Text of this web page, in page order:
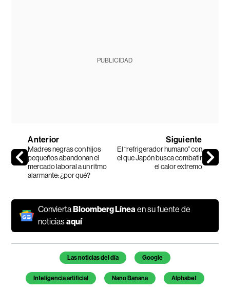
PUBLICIDAD
Anterior
Madres negras con hijos
pequeños abandonan el
mercado laboral a un ritmo
alarmante: ¿por qué?
Siguiente
El “refrigerador humano” con
el que Japón busca combatir
el calor extremo
ConviertaBloomberg Líneaen su fuente de
noticiasaquí
Temas de este artículo
Las noticias del día Google
Inteligencia artificial Nano Banana Alphabet